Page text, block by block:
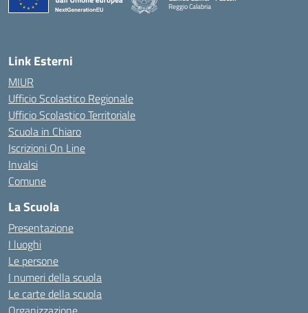
Reggio Calabria
Link Esterni
MIUR
Ufficio Scolastico Regionale
Ufficio Scolastico Territoriale
Scuola in Chiaro
Iscrizioni On Line
Invalsi
Comune
La Scuola
Presentazione
I luoghi
Le persone
I numeri della scuola
Le carte della scuola